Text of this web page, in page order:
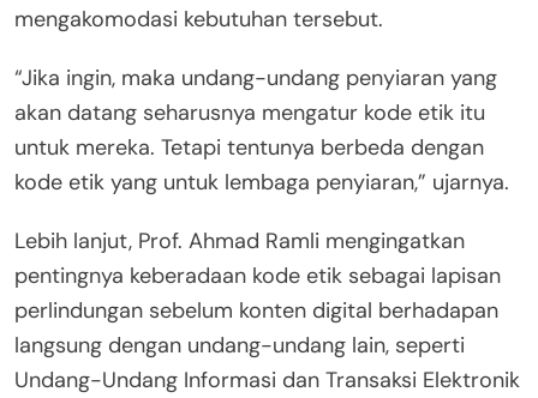
mengakomodasi kebutuhan tersebut.
“Jika ingin, maka undang-undang penyiaran yang
akan datang seharusnya mengatur kode etik itu
untuk mereka. Tetapi tentunya berbeda dengan
kode etik yang untuk lembaga penyiaran,” ujarnya.
Lebih lanjut, Prof. Ahmad Ramli mengingatkan
pentingnya keberadaan kode etik sebagai lapisan
perlindungan sebelum konten digital berhadapan
langsung dengan undang-undang lain, seperti
Undang-Undang Informasi dan Transaksi Elektronik